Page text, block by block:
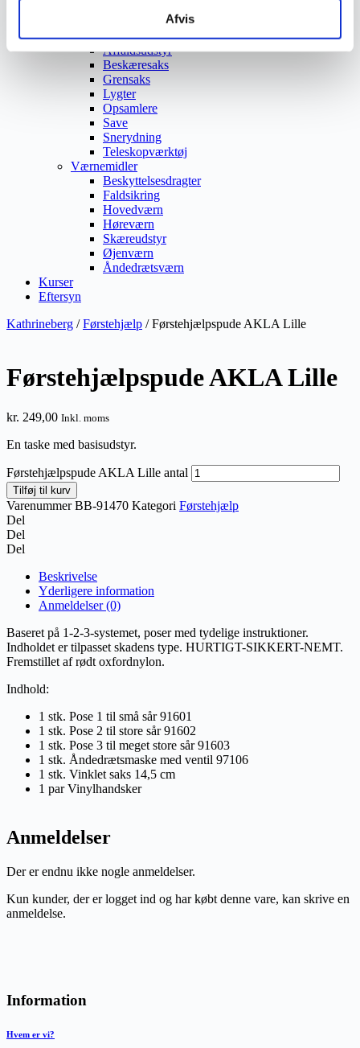
Afvis
Vedligeholdelsesprodukter
Værktøj
Affaldsudstyr
Beskæresaks
Grensaks
Lygter
Opsamlere
Save
Snerydning
Teleskopværktøj
Værnemidler
Beskyttelsesdragter
Faldsikring
Hovedværn
Høreværn
Skæreudstyr
Øjenværn
Åndedrætsværn
Kurser
Eftersyn
Kathrineberg /Førstehjælp / Førstehjælpspude AKLA Lille
Førstehjælpspude AKLA Lille
kr. 249,00 Inkl. moms
En taske med basisudstyr.
Førstehjælpspude AKLA Lille antal
Tilføj til kurv
VarenummerBB-91470 Kategori Førstehjælp
Del
Del
Del
Beskrivelse
Yderligere information
Anmeldelser (0)
Baseret på 1-2-3-systemet, poser med tydelige instruktioner.
Indholdet er tilpasset skadens type. HURTIGT-SIKKERT-NEMT.
Fremstillet af rødt oxfordnylon.
Indhold:
1 stk. Pose 1 til små sår 91601
1 stk. Pose 2 til store sår 91602
1 stk. Pose 3 til meget store sår 91603
1 stk. Åndedrætsmaske med ventil 97106
1 stk. Vinklet saks 14,5 cm
1 par Vinylhandsker
Anmeldelser
Der er endnu ikke nogle anmeldelser.
Kun kunder, der er logget ind og har købt denne vare, kan skrive en
anmeldelse.
Information
Hvem er vi?